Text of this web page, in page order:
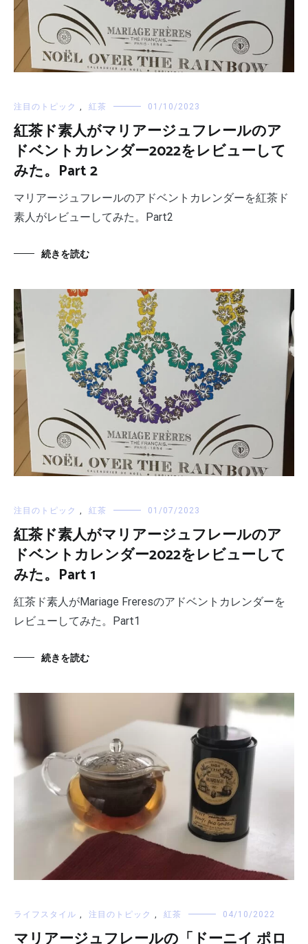
注目のトピック , 紅茶 01/10/2023
紅茶ド素人がマリアージュフレールのア
ドベントカレンダー2022をレビューして
みた。Part 2
マリアージュフレールのアドベントカレンダーを紅茶ド
素人がレビューしてみた。Part2
続きを読む
注目のトピック , 紅茶 01/07/2023
紅茶ド素人がマリアージュフレールのア
ドベントカレンダー2022をレビューして
みた。Part 1
紅茶ド素人がMariage Freresのアドベントカレンダーを
レビューしてみた。Part1
続きを読む
ライフスタイル , 注目のトピック , 紅茶 04/10/2022
マリアージュフレールの「ドーニイ ポロ